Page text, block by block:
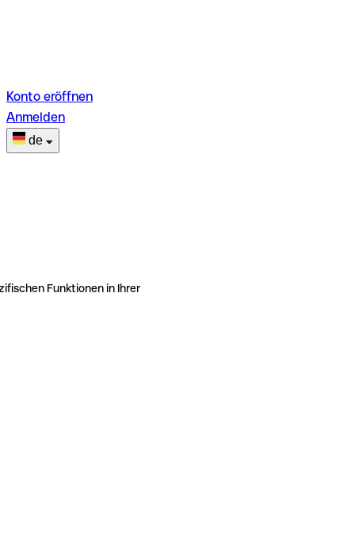
Konto eröffnen
Anmelden
de
Funktionen in Ihrer